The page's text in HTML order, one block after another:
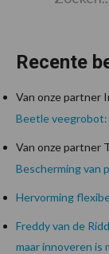
Recente
Van onze partner
Beetle veegrobot:
Van onze partner
Bescherming van
Hervorming
Freddy van de
maar innoveren is